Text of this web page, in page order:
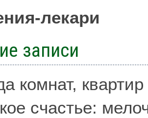
лекари
записи
комнат,
счастье: